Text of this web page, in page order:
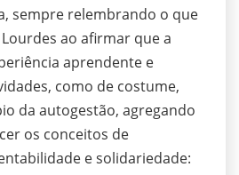
sempre relembrando o que
ao afirmar que a
aprendente e
como de costume,
da autogestão, agregando
os conceitos de
e solidariedade: